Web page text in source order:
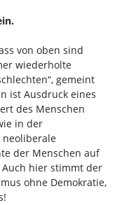
von oben sind
wiederholte
gemeint
ist Ausdruck eines
des Menschen
in der
der Menschen auf
hier stimmt der
ohne Demokratie,